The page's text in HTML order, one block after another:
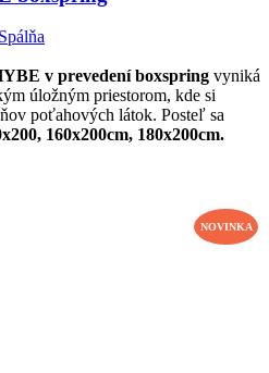
Spálňa
v prevedení boxspring vyniká
úložným priestorom, kde si
poťahových látok. Posteľ sa
160x200cm, 180x200cm.
NOVINKA